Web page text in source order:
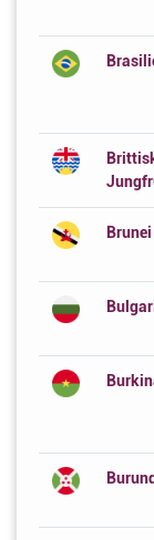
Brunei